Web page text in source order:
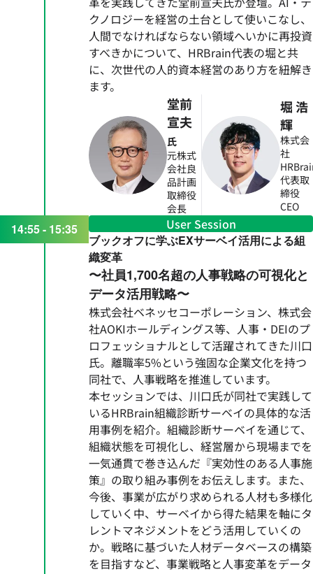
クノロジーを経営の土台として使いこなし、
人間でなければならない領域へいかに再投資
すべきかについて、HRBrain代表の堀と共
に、次世代の人的資本経営のあり方を紐解き
ます。
堂前
宣夫
氏
元株式
会社良
品計画
取締役
会長
堀 浩
輝
株式会
社
代表取
締役
CEO
14:55 - 15:35 User Session
ブックオフに学ぶEXサーベイ活用による組
織変革
〜社員1,700名超の人事戦略の可視化と
データ活用戦略〜
株式会社ベネッセコーポレーション、株式会
社AOKIホールディングス等、人事・DEIのプ
ロフェッショナルとして活躍されてきた川口
氏。離職率5%という強固な企業文化を持つ
同社で、人事戦略を推進しています。
本セッションでは、川口氏が同社で実践して
いるHRBrain組織診断サーベイの具体的な活
用事例を紹介。組織診断サーベイを通じて、
組織状態を可視化し、経営層から現場までを
一気通貫で巻き込んだ『実効性のある人事施
策』の取り組み事例をお伝えします。また、
今後、事業が広がり求められる人材も多様化
していく中、サーベイから得た結果を軸にタ
レントマネジメントをどう活用していくの
か。戦略に基づいた人材データベースの構築
を目指すなど、事業戦略と人事変革をデータ